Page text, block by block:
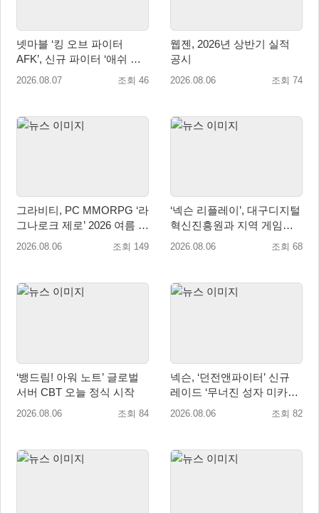
넷마블 ‘킹 오브 파이터
AFK’, 신규 파이터 ‘애쉬 크
림존’ 업데이트
2026.08.07 조회 46
웹젠, 2026년 상반기 실적
공시
2026.08.06 조회 74
그라비티, PC MMORPG ‘라
그나로크 제로’ 2026 여름 프
로모션 진행!
2026.08.06 조회 149
‘넥슨 리플레이’, 대구디지털
혁신진흥원과 지역 게임산
업 육성 위한 업무협약 체결
2026.08.06 조회 68
‘뱅드림! 아워 노트’ 글로벌
서버 CBT 오늘 정식 시작
2026.08.06 조회 84
넥슨, ‘던전앤파이터’ 신규
레이드 ‘무너진 성자 미카엘
라’ 업데이트!
2026.08.06 조회 82